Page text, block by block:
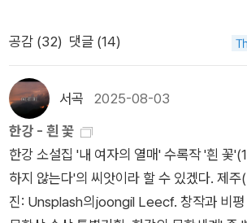
두고 방관했지만, 결국 깨닫는다. 문제는 남
남편의 육체가 아니라, 바로 나였다고, 내 마
처의 얼굴은 내 마음에 쌓여있던 증오였다.
다시 시작할 수 있는 것도, 상대방을 구원하
가짐이다. 극복하는게 쉽지는 않겠지만, 갈
긴 겨울을 이겨낸다면 봄은 반드시 올 것이
주인공인 선이는 어린시절 가족과 함께 절에
그때 선이른 일곱살, 동생 윤이는 네살이었
이와 윤이는 많은 인파속에서 엄마 일행을
간을 지나왔다고 여겼지만 여전히 절망의 시
돌아와 그를 위해 안경점에 가려는 마음에
한 마음이 아니었기에. 이상한 일이었다. 과
장은 보이지 않았다. 오롯이 두 사람의 실루
그들의 움직임, 사소한 떨림, 귀 기울이고 놓
을 쓰는 몸짓. 그런 기분은 단편소설 「회복하
을 읽을 때도 다르지 않았다. 그러니까 그의
로 저녁 식사를 준비한다. 그들의 관계는
을 켜고 쇼바는 자신의 진심을 전하고, 슈쿠
던 진실을 전한다. 다시 불을 끄고, 알게 된
리는 그들은 5일 동안 회복된 듯한 그 관계를
왜 서로의 얼굴을 보면서 진심을 전할 수 없을까? 긴 침묵으로
이어져 오던 갈등상태의 원인은 무엇일까?
환경의 문제였을까? 언어는 소통을 위한 것
어도 상대방의 마음을 짐작할 수 있는데, 그
마음은 언어보다는 안아줌으로 위로할 수
조각가 장운형이다. (한강 작가님의 작품에
예술가가 자주 나오는데, 다 우울한 사람들
운형이 실종되기 전에 남긴 글이 이 소설의
그는 부모님의 무관심과 위선 때문에 불행한
어머니는 자식에 대한 사랑 보다는 주위 시
에게는 밝은 모습을 보여주지만 자식들에게
버지도 마찬가지 였다. 돈을보고 어머니와
들에게는 언제나 존경받고 위엄있는 모습을
공감 (32) 댓글 (14)
서곡 2025-08-03
한강 - 흰 꽃
한강 소설집 '내 여자의 열매' 수록작 '흰 꽃
하지 않는다'의 씨앗이라 할 수 있겠다. 제
진: Unsplash의joongil Leecf. 창작과 비